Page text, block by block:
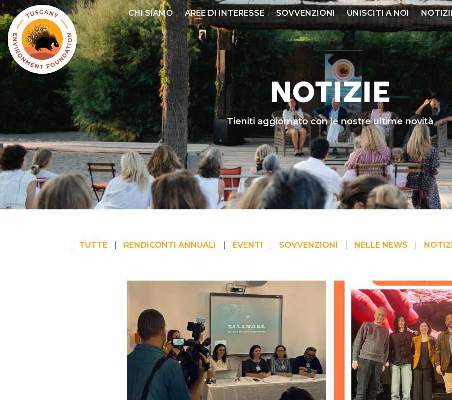
Salta
al
contenuto
principale
CHI SIAMO AREE DI INTERESSE SOVVENZIONI UNISCITI A NOI
NOTIZIE
Tieniti aggiornato con le nostre ultime novità
TUTTE RENDICONTI ANNUALI EVENTI SOVVENZIONI NELLE NEWS